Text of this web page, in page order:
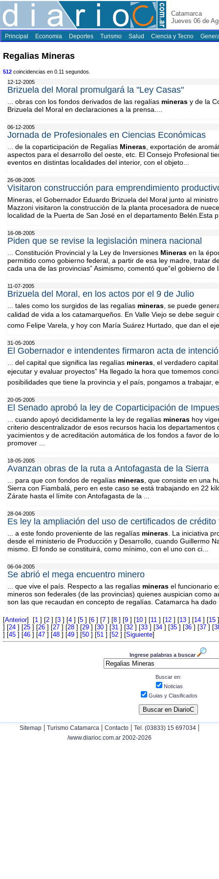
Catamarca
Jueves 06 de
Principal Economia Deportes Turismo Salud Ciencia y Tecno
Regalias Mineras
512 coincidencias en 0.11 segundos.
12-12-2005
Brizuela del Moral promulgará la "Ley Casas"
... obras con los fondos derivados de las regalías mineras y de la
Brizuela del Moral en declaraciones a la prensa....
06-12-2005
Jornada de Profesionales en Ciencias Económicas
... de la coparticipación de Regalías Mineras , exportación de
aspectos para el desarrollo del oeste, etc. El Consejo Profesional
eventos en distintas localidades del interior, con el objeto...
26-08-2005
Visitaron construcción para emprendimiento
Mineras, el Gobernador Eduardo Brizuela del Moral junto al
Mazzoni visitaron la construcción de la planta procesadora de
localidad de la Puerta de San José en el departamento Belén.Esta
16-08-2005
Piden que se revise la legislación minera nacional
... Constitución Provincial y la Ley de Inversiones Mineras en la
permitido como gobierno federal, a partir de esa ley madre, tratar
cada una de las provincias” Asimismo, comentó que“el gobierno
11-07-2005
Brizuela del Moral, en los actos por el 9 de Julio
... tales como los surgidos de las regalías mineras , se puede
calidad de vida a los catamarqueños. En Valle Viejo se debe
como Felipe Varela, y hoy con María Suárez Hurtado, que dan el
31-05-2005
El Gobernador e intendentes firmaron acta de
... del capital que significa las regalías mineras , el verdadero
ejecutar y evaluar proyectos” Ha llegado la hora que tomemos
posibilidades que tiene la provincia y el país, pongamos a trabajar,
20-05-2005
El Senado aprobó la ley de Coparticipación de
... cuando apoyó decididamente la ley de regalías mineras hoy
criterio descentralizador de esos recursos hacia los departamentos
yacimientos y de acreditación automática de los fondos a favor de
promover ...
18-05-2005
Avanzan obras de la ruta a Antofagasta de la Sierra
... para que con fondos de regalías mineras , que consiste en una
Sierra con Fiambalá, pero en este caso se está trabajando en 22
Zárate hasta el límite con Antofagasta de la ...
28-04-2005
Es ley la ampliación del uso de certificados de crédito
... a este fondo proveniente de las regalías mineras . La iniciativa
desde el ministerio de Producción y Desarrollo, cuando Guillermo
mismo. El fondo se constituirá, como mínimo, con el uno con ci...
06-04-2005
Se abrió el mega encuentro minero
... que vive el país. Respecto a las regalías mineras el funcionario
mineros son federales (de las provincias) quienes auspician como
son las que recaudan en concepto de regalías. Catamarca ha
[Anterior] [1 ] [2 ] [3 ] [4 ] [5 ] [6 ] [7 ] [8 ] [9 ] [10 ] [11 ] [12 ] [13 ] [14 ] [15
] [24 ] [25 ] [26 ] [27 ] [28 ] [29 ] [30 ] [31 ] [32 ] [33 ] [34 ] [35 ] [36 ] [37 ] [
] [45 ] [46 ] [47 ] [48 ] [49 ] [50 ] [51 ] [52 ] [Siguiente]
Ingrese palabras a buscar
Buscar en:
Noticias
Guias y Clasificados
Sitemap | Turismo Catamarca | Contacto | Tel. (03833) 15 697034 |
/www.diarioc.com.ar 2002-2026